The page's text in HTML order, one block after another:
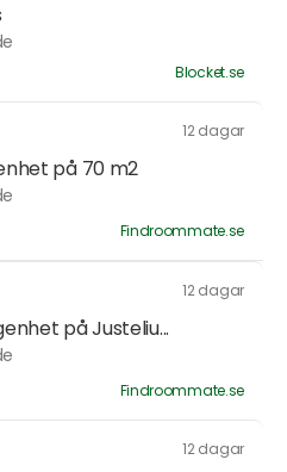
Blocket.se
12 dagar
på 70 m2
Findroommate.se
12 dagar
på Justeliu...
Findroommate.se
12 dagar